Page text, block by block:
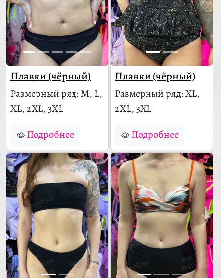
Плавки (чёрный)
Размерный ряд: M, L,
XL, 2XL, 3XL
Подробнее
Плавки (чёрный)
Размерный ряд: XL,
2XL, 3XL
Подробнее